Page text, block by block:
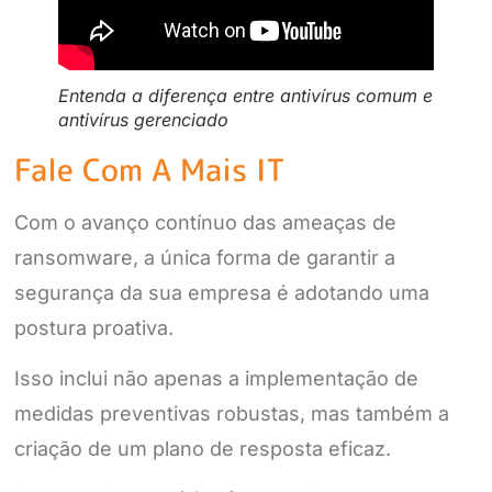
Entenda a diferença entre antivírus comum e
antivírus gerenciado
Fale Com A Mais IT
Com o avanço contínuo das ameaças de
ransomware, a única forma de garantir a
segurança da sua empresa é adotando uma
postura proativa.
Isso inclui não apenas a implementação de
medidas preventivas robustas, mas também a
criação de um plano de resposta eficaz.